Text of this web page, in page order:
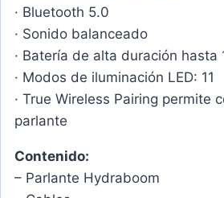
· Bluetooth 5.0
· Sonido balanceado
· Batería de alta duración hasta
· Modos de iluminación LED: 11
· True Wireless Pairing permite
parlante
Contenido:
– Parlante Hydraboom